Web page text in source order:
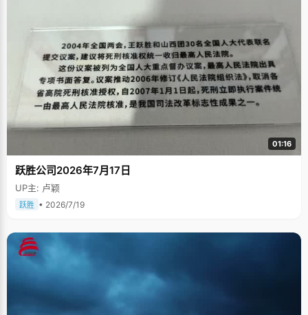
01:16
跃胜公司2026年7月17日
UP主: 卢颖
跃胜 • 2026/7/19